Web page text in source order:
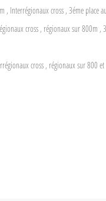
, Interrégionaux cross , 3éme place
cross , régionaux sur 800m ,
cross , régionaux sur 800